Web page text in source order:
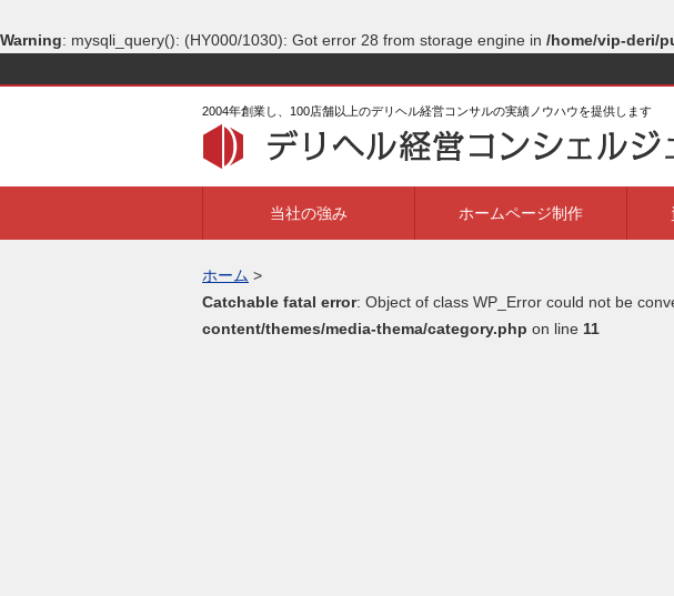
Warning: mysqli_query(): (HY000/1030): Got error 28 from storage engine in /home/vip-deri/
2004年創業し、100店舗以上のデリヘル経営コンサルの実績ノウハウを提供します
当社の強み ホームページ制作
ホーム >
Catchable fatal error: Object of class WP_Error could not be
content/themes/media-thema/category.php on line 11